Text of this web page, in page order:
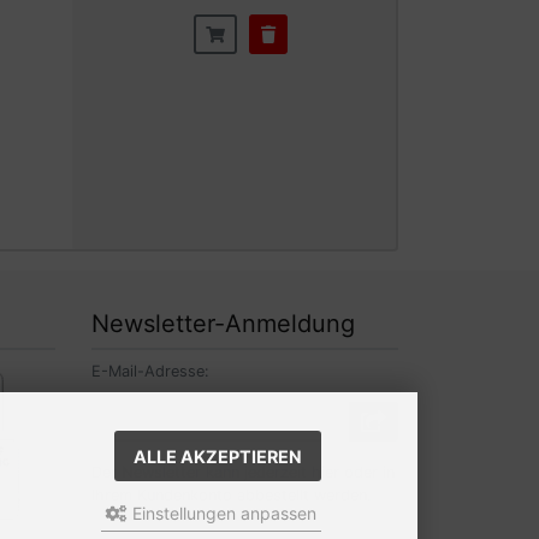
Newsletter-Anmeldung
E-Mail-Adresse:
ALLE AKZEPTIEREN
Einstellungen anpassen